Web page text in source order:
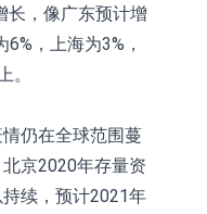
长，像广东预计增
，上海为3%，
。
仍在全球范围蔓
京2020年存量资
续，预计2021年